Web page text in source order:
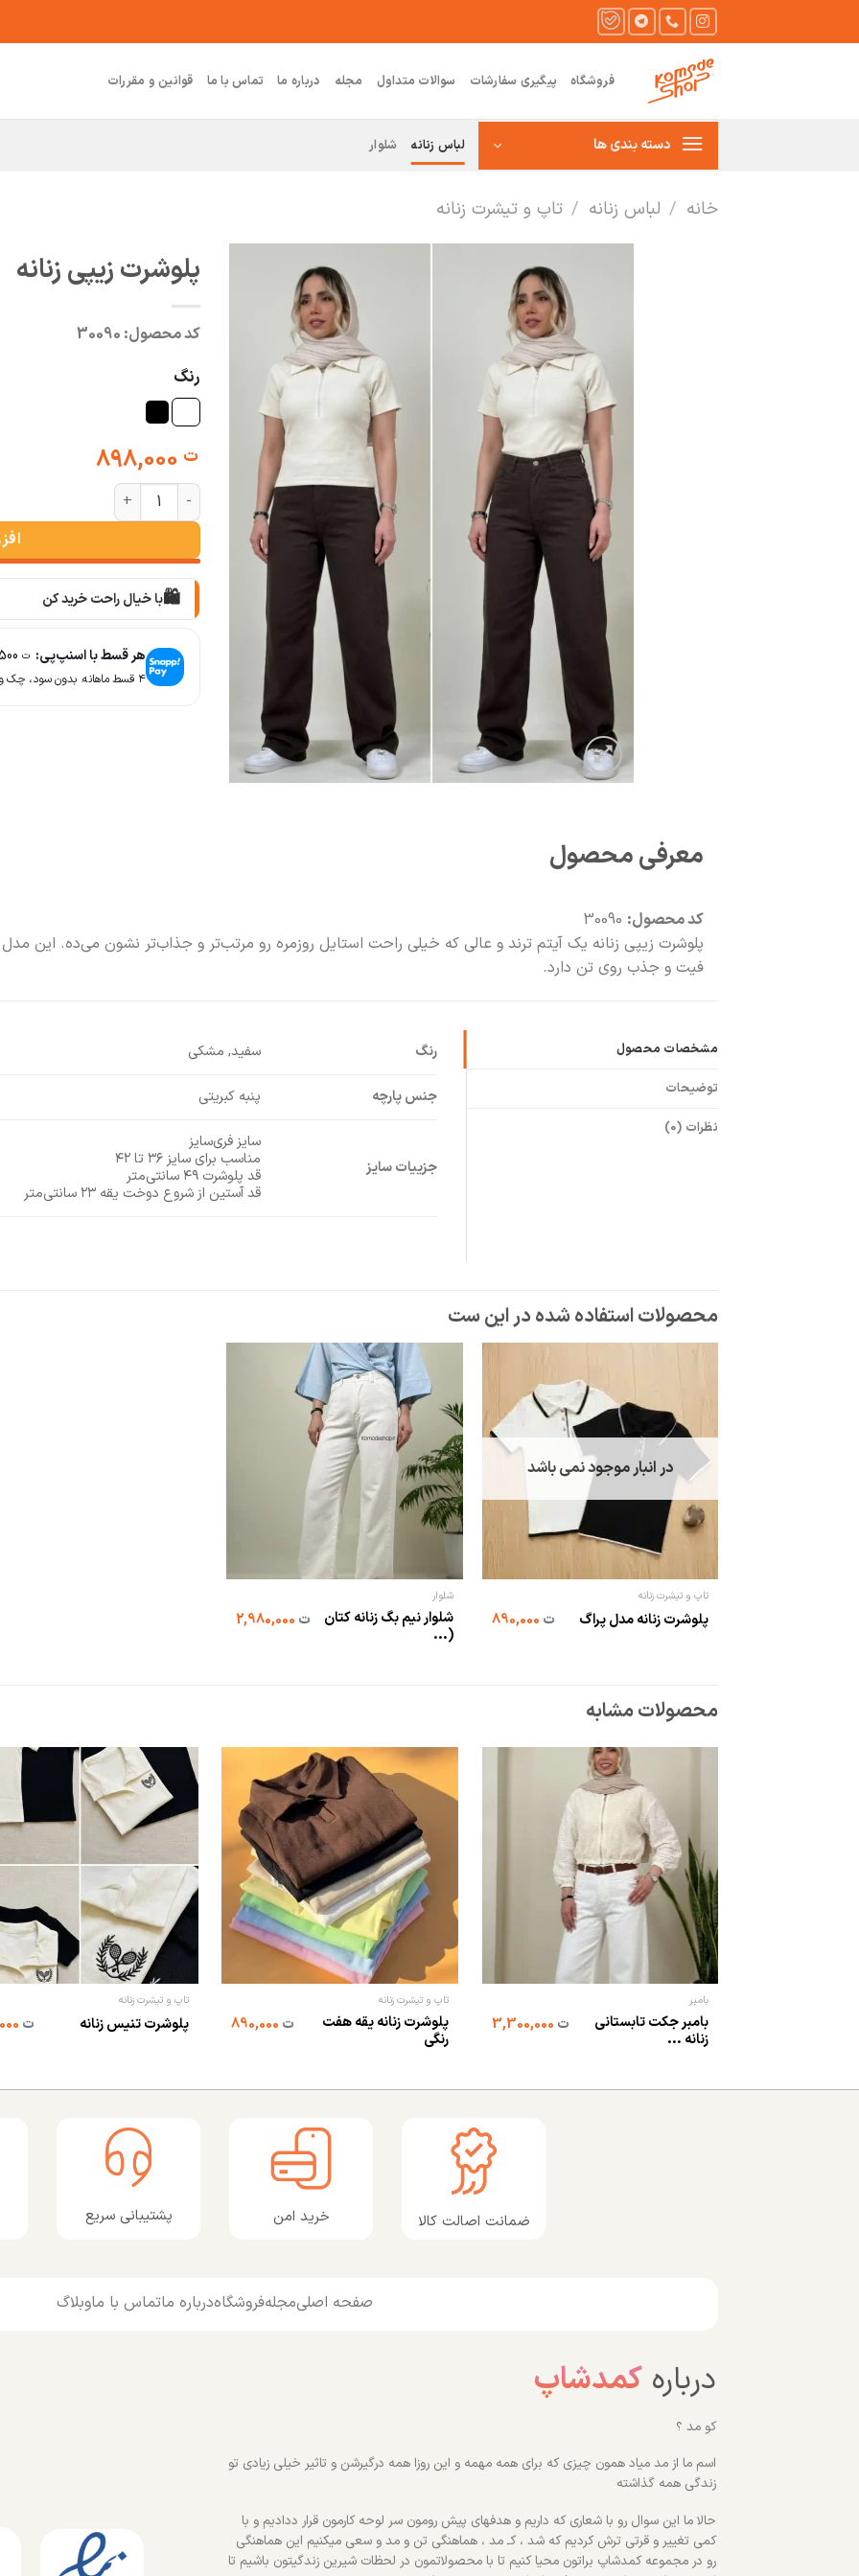
فروشگاه پیگیری سفارشات سوالات متداول مجله درباره ما تماس با ما قوانین و مقررات
دسته بندی ها لباس زنانه شلوار
خانه / لباس زنانه / تاپ و تیشرت زنانه
پلوشرت زیپی زنانه
کد محصول: 30090
رنگ
ت
پلوشرت زیپی زنانه عدد
🛍️با خیال راحت خرید کن
📦
🚚سریع به دستت می‌رسه
هر قسط با اسنپ‌پی: ت
۴ قسط ماهانه. بدون سود، چک و ضامن.
معرفی محصول
کد محصول: 30090
پلوشرت زیپی زنانه یک آیتم‌ ترند و عالی که خیلی راحت استایل روزمره رو مرتب‌تر و جذاب‌تر نشون می‌ده. این
فیت و جذب روی تن دارد.
مشخصات محصول
توضیحات
نظرات (0)
رنگ سفید, مشکی
جنس پارچه پنبه کبریتی
جزییات سایز
سایز فری‌سایز
مناسب برای سایز ۳۶ تا ۴۲
قد پلوشرت ۴۹ سانتی‌متر
قد آستین از شروع دوخت یقه ۲۳ سانتی‌متر
در انبار موجود نمی باشد
تاپ و تیشرت زنانه
پلوشرت زنانه مدل پراگ ت
شلوار
شلوار نیم بگ زنانه کتان
(...
ت
محصولات مشابه
بامبر
بامبر جکت تابستانی
زنانه ...
ت
تاپ و تیشرت زنانه
پلوشرت زنانه یقه هفت
رنگی
ت
تاپ و تیشرت زنانه
پلوشرت تنیس زنانه ت
ضمانت اصالت کالا خرید امن پشتیبانی سریع
صفحه اصلیمجلهفروشگاهدرباره ماتماس با ماوبلاگ
دربارهکمدشاپ
کو مد ؟
اسم ما از مد میاد همون چیزی که برای همه مهمه و این روزا همه درگیرشن و تاثیر خیلی زیادی تو
زندگی همه گذاشته
حالا ما این سوال رو با شعاری که داریم و هدفهای پیش رومون سر لوحه کارمون قرار ددادیم و با
کمی تغییر و قرتی ترش کردیم که شد ، کـ مد ، هماهنگی تن و مد و سعی میکنیم این هماهنگی
رو در مجموعه کمدشاپ براتون محیا کنیم تا با محصولاتمون در لحظات شیرین زندگیتون باشیم تا